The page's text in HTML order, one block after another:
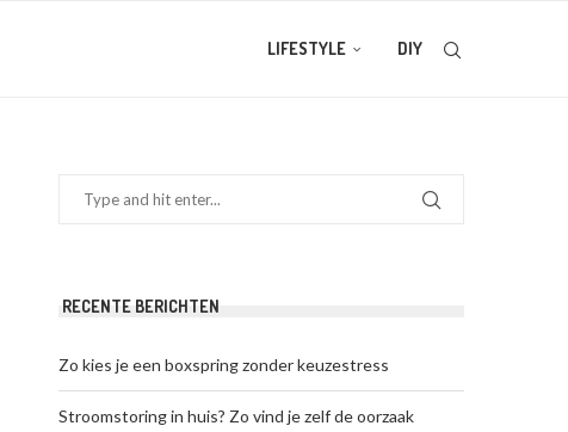
LIFESTYLE DIY
RECENTE BERICHTEN
Zo kies je een boxspring zonder keuzestress
Stroomstoring in huis? Zo vind je zelf de oorzaak